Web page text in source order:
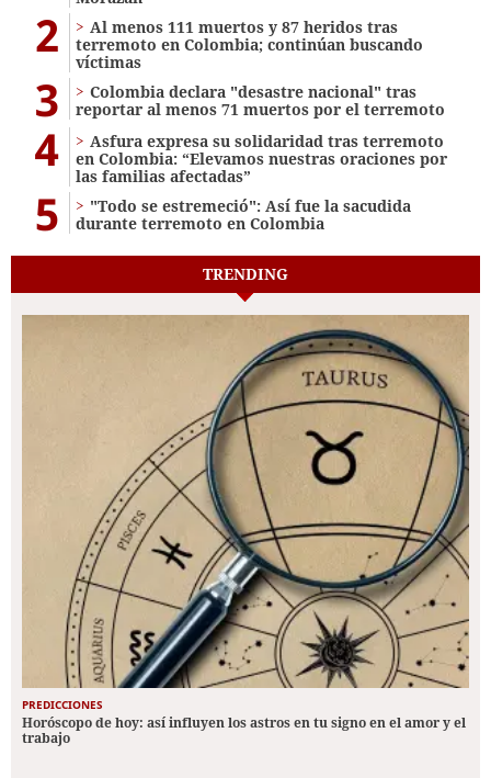
2
Al menos 111 muertos y 87 heridos tras
terremoto en Colombia; continúan buscando
víctimas
3
Colombia declara "desastre nacional" tras
reportar al menos 71 muertos por el terremoto
4
Asfura expresa su solidaridad tras terremoto
en Colombia: “Elevamos nuestras oraciones por
las familias afectadas”
5
"Todo se estremeció": Así fue la sacudida
durante terremoto en Colombia
TRENDING
PREDICCIONES
Horóscopo de hoy: así influyen los astros en tu signo en el amor y el
trabajo